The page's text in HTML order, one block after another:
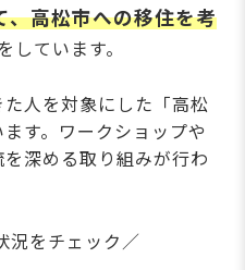
、高松市への移住を考
しています。
人を対象にした「高松
す。ワークショップや
深める取り組みが行わ
況をチェック／